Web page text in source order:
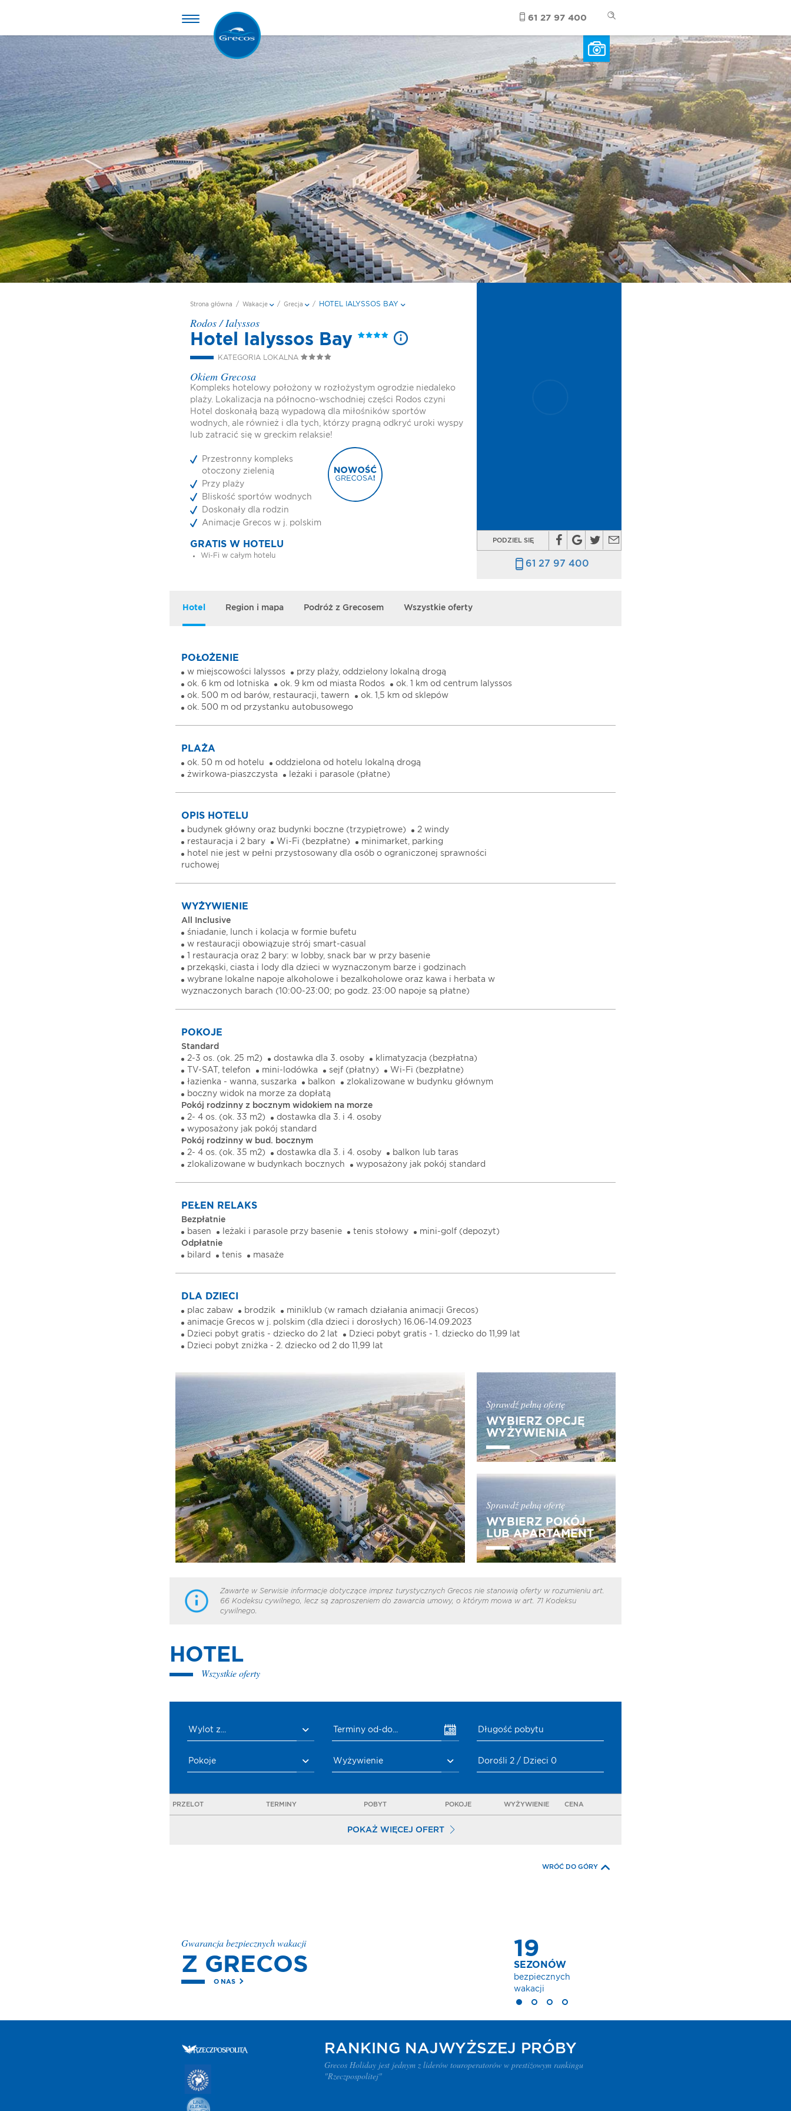
61 27 97 400
PODZIEL SIĘ
61 27 97 400
Strona główna / Wakacje / Grecja / HOTEL IALYSSOS BAY
Rodos/Ialyssos
Hotel Ialyssos Bay
KATEGORIA LOKALNA
Okiem Grecosa
Kompleks hotelowy położony w rozłożystym ogrodzie niedaleko
plaży. Lokalizacja na północno-wschodniej części Rodos czyni
Hotel doskonałą bazą wypadową dla miłośników sportów
wodnych, ale również i dla tych, którzy pragną odkryć uroki wyspy
lub zatracić się w greckim relaksie!
Przestronny kompleks
otoczony zielenią
Przy plaży
Bliskość sportów wodnych
Doskonały dla rodzin
Animacje Grecos w j. polskim
GRATIS W HOTELU
Wi-Fi w całym hotelu
Hotel Region i mapa Podróż z Grecosem Wszystkie oferty
POŁOŻENIE
w miejscowości Ialyssos
przy plaży, oddzielony lokalną drogą
ok. 6 km od lotniska
ok. 9 km od miasta Rodos
ok. 1 km od centrum Ialyssos
ok. 500 m od barów, restauracji, tawern
ok. 1,5 km od sklepów
ok. 500 m od przystanku autobusowego
PLAŻA
ok. 50 m od hotelu
oddzielona od hotelu lokalną drogą
żwirkowa-piaszczysta
leżaki i parasole (płatne)
OPIS HOTELU
budynek główny oraz budynki boczne (trzypiętrowe)
2 windy
restauracja i 2 bary
Wi-Fi (bezpłatne)
minimarket, parking
hotel nie jest w pełni przystosowany dla osób o ograniczonej sprawności
ruchowej
WYŻYWIENIE
All Inclusive
śniadanie, lunch i kolacja w formie bufetu
w restauracji obowiązuje strój smart-casual
1 restauracja oraz 2 bary: w lobby, snack bar w przy basenie
przekąski, ciasta i lody dla dzieci w wyznaczonym barze i godzinach
wybrane lokalne napoje alkoholowe i bezalkoholowe oraz kawa i herbata w
wyznaczonych barach (10:00-23:00; po godz. 23:00 napoje są płatne)
POKOJE
Standard
2-3 os. (ok. 25 m2)
dostawka dla 3. osoby
klimatyzacja (bezpłatna)
TV-SAT, telefon
mini-lodówka sejf (płatny)
Wi-Fi (bezpłatne)
łazienka - wanna, suszarka
balkon
zlokalizowane w budynku głównym
boczny widok na morze za dopłatą
Pokój rodzinny z bocznym widokiem na morze
2- 4 os. (ok. 33 m2)
dostawka dla 3. i 4. osoby
wyposażony jak pokój standard
Pokój rodzinny w bud. bocznym
2- 4 os. (ok. 35 m2)
dostawka dla 3. i 4. osoby
balkon lub taras
zlokalizowane w budynkach bocznych
wyposażony jak pokój standard
PEŁEN RELAKS
Bezpłatnie
basen
leżaki i parasole przy basenie tenis stołowy
mini-golf (depozyt)
Odpłatnie
bilard
tenis masaże
DLA DZIECI
plac zabaw brodzik
miniklub (w ramach działania animacji Grecos)
animacje Grecos w j. polskim (dla dzieci i dorosłych) 16.06-14.09.2023
Dzieci pobyt gratis - dziecko do 2 lat
Dzieci pobyt gratis - 1. dziecko do 11,99 lat
Dzieci pobyt zniżka - 2. dziecko od 2 do 11,99 lat
Sprawdź pełną ofertę
WYBIERZ OPCJĘ
WYŻYWIENIA
Sprawdź pełną ofertę
WYBIERZ POKÓJ
LUB APARTAMENT
Zawarte w Serwisie informacje dotyczące imprez turystycznych Grecos nie stanowią oferty w rozumieniu art.
66 Kodeksu cywilnego, lecz są zaproszeniem do zawarcia umowy, o którym mowa w art. 71 Kodeksu
cywilnego.
HOTEL
Wszystkie oferty
Wylot z... Terminy od-do... Długość pobytu
Pokoje Wyżywienie Dorośli 2 / Dzieci 0
PRZELOT TERMINY POBYT POKOJE WYŻYWIENIE CENA
POKAŻ WIĘCEJ OFERT
WRÓĆ DO GÓRY
Gwarancja bezpiecznych wakacji
Z GRECOS
O NAS
MILION
zadowolonych
Klientów
RANKING NAJWYŻSZEJ PRÓBY
Grecos Holiday jest jednym z liderów touroperatorów w prestiżowym rankingu
"Rzeczpospolitej"